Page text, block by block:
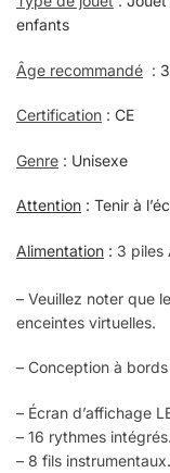
enfants
Âge recommandé :
Certification : CE
Genre : Unisexe
Attention : Tenir à
Alimentation : 3 piles
– Veuillez noter que
enceintes virtuelles.
– Conception à bords
– Écran d’affichage
– 16 rythmes intégrés.
– 8 fils instrumentaux.